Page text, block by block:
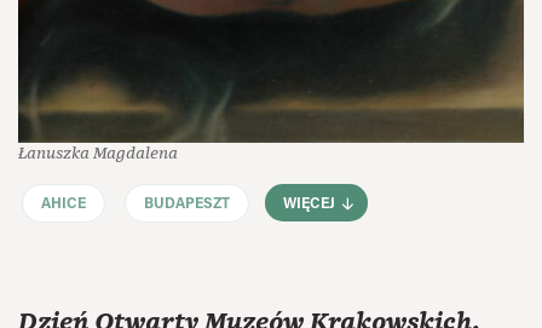
Łanuszka Magdalena
AHICE BUDAPESZT WIĘCEJ